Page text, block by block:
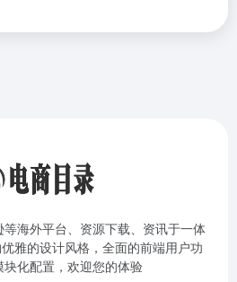
海外平台、资源下载、资讯于一体
雅的设计风格，全面的前端用户功
化配置，欢迎您的体验